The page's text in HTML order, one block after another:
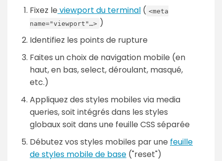
Fixez le viewport du terminal ( <meta
name="viewport"…> )
Identifiez les points de rupture
Faites un choix de navigation mobile (en
haut, en bas, select, déroulant, masqué,
etc.)
Appliquez des styles mobiles via media
queries, soit intégrés dans les styles
globaux soit dans une feuille CSS séparée
Débutez vos styles mobiles par une feuille
de styles mobile de base ("reset")